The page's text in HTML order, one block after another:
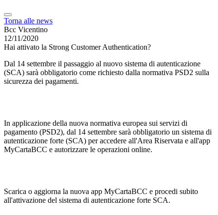
Torna alle news
Bcc Vicentino
12/11/2020
Hai attivato la Strong Customer Authentication?
Dal 14 settembre il passaggio al nuovo sistema di autenticazione
(SCA) sarà obbligatorio come richiesto dalla normativa PSD2 sulla
sicurezza dei pagamenti.
In applicazione della nuova normativa europea sui servizi di
pagamento (PSD2), dal 14 settembre sarà obbligatorio un sistema di
autenticazione forte (SCA) per accedere all'Area Riservata e all'app
MyCartaBCC e autorizzare le operazioni online.
Scarica o aggiorna la nuova app MyCartaBCC e procedi subito
all'attivazione del sistema di autenticazione forte SCA.